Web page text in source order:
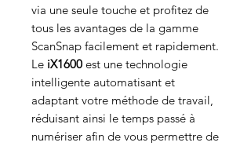
via une seule touche et profitez de
tous les avantages de la gamme
ScanSnap facilement et rapidement.
Le iX1600 est une technologie
intelligente automatisant et
adaptant votre méthode de travail,
réduisant ainsi le temps passé à
numériser afin de vous permettre de